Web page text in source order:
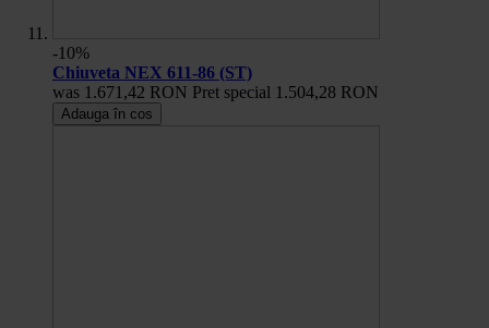
-10%
Chiuveta NEX 611-86 (ST)
was 1.671,42 RON Pret special 1.504,28 RON
Adauga în cos